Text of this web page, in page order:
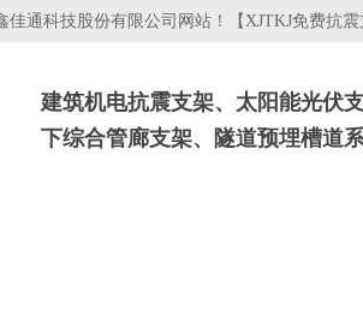
佳通科技股份有限公司网站！【XJTKJ免费抗
建筑机电抗震支架、太阳能光伏
下综合管廊支架、隧道预埋槽道